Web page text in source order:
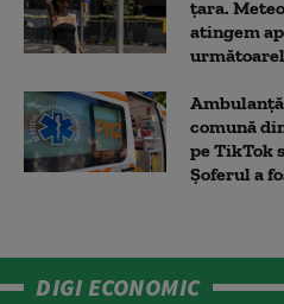
țara.
atingem
comună
pe TikTok
Șoferul a
DIGI ECONOMIC